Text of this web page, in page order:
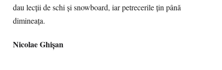
dau lecţii de schi şi snowboard, iar petrecerile ţin până
dimineaţa.
Nicolae Ghişan